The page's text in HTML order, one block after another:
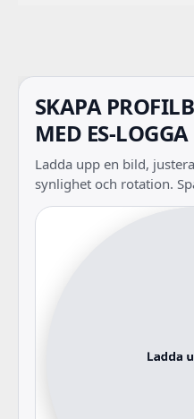
SKAPA
MED ES-LOGGA
Ladda upp en bild,
synlighet och rotation.